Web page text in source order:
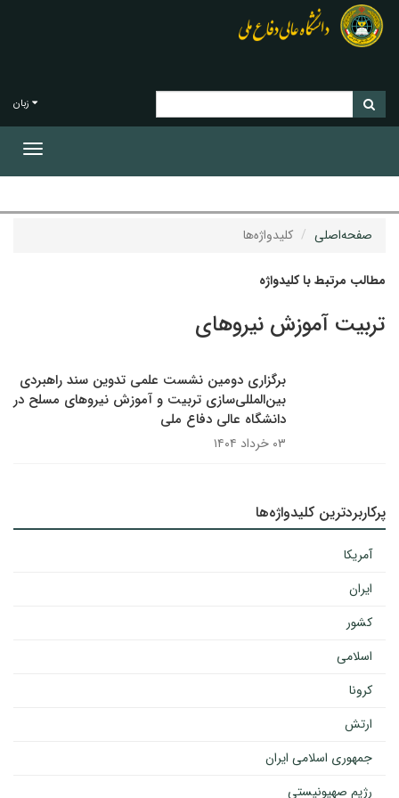
زبان
صفحه‌اصلی کلیدواژه‌ها
مطالب مرتبط با کلیدواژه
تربیت آموزش نیروهای
برگزاری دومین نشست علمی تدوین سند راهبردی
بین‌المللی‌سازی تربیت و آموزش نیروهای مسلح در
دانشگاه عالی دفاع ملی
۰۳ خرداد ۱۴۰۴
پرکاربردترین کلیدواژه‌ها
آمریکا
ایران
کشور
اسلامی
کرونا
ارتش
جمهوری اسلامی ایران
رژیم صهیونیستی